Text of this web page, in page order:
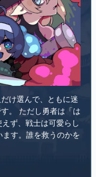
け選んで、ともに迷
。 ただし勇者は「は
ず、戦士は可愛らし